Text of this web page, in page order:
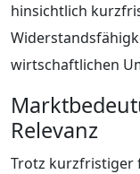
hinsichtlich
wirtschaftlichen
Relevanz
Trotz kurzfristiger